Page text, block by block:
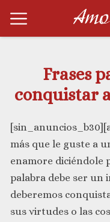
Frases
conquistar
más que le guste a
enamore diciéndole
palabra debe ser un
deberemos
sus virtudes o las